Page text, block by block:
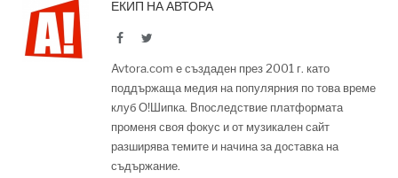
ЕКИП НА АВТОРА
FacebookTwitter
Avtora.com е създаден през 2001 г. като
поддържаща медия на популярния по това време
клуб О!Шипка. Впоследствие платформата
променя своя фокус и от музикален сайт
разширява темите и начина за доставка на
съдържание.